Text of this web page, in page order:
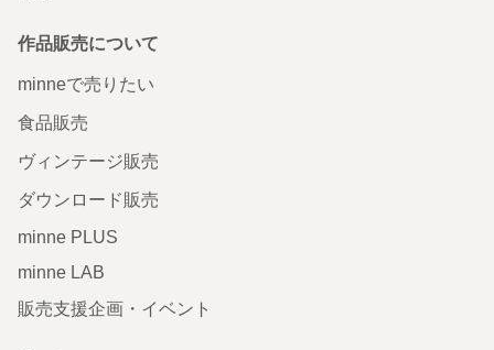
作品販売について
minneで売りたい
食品販売
ヴィンテージ販売
ダウンロード販売
minne PLUS
minne LAB
販売支援企画・イベント